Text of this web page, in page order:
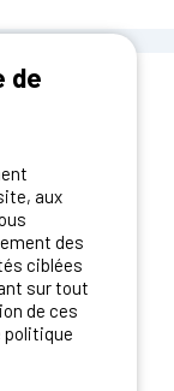
?
de
aux
des
ciblées
sur tout
de ces
politique